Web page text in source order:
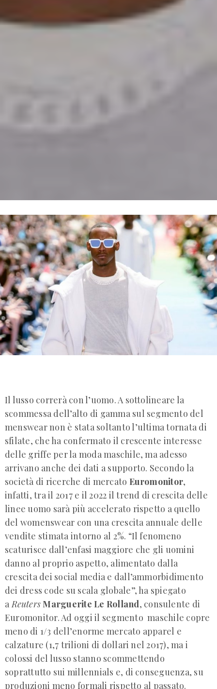
Il lusso correrà con l’uomo. A sottolineare la
scommessa dell’alto di gamma sul segmento del
menswear non è stata soltanto l’ultima tornata di
sfilate, che ha confermato il crescente interesse
delle griffe per la moda maschile, ma adesso
arrivano anche dei dati a supporto. Secondo la
società di ricerche di mercato Euromonitor,
infatti, tra il 2017 e il 2022 il trend di crescita delle
linee uomo sarà più accelerato rispetto a quello
del womenswear con una crescita annuale delle
vendite stimata intorno al 2%. “Il fenomeno
scaturisce dall’enfasi maggiore che gli uomini
danno al proprio aspetto, alimentato dalla
crescita dei social media e dall’ammorbidimento
dei dress code su scala globale”, ha spiegato
a Reuters Marguerite Le Rolland, consulente di
Euromonitor. Ad oggi il segmento maschile copre
meno di 1/3 dell’enorme mercato apparel e
calzature (1,7 trilioni di dollari nel 2017), ma i
colossi del lusso stanno scommettendo
soprattutto sui millennials e, di conseguenza, su
produzioni meno formali rispetto al passato.